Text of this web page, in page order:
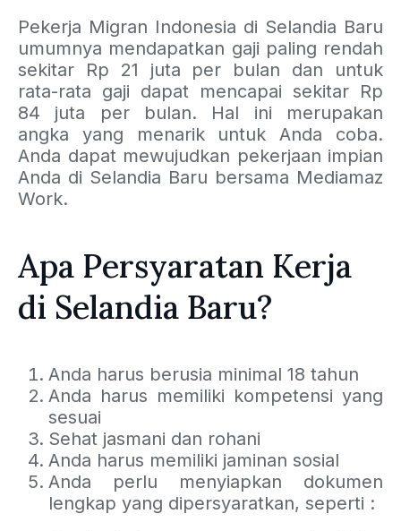
Pekerja Migran Indonesia di Selandia Baru
umumnya mendapatkan gaji paling rendah
sekitar Rp 21 juta per bulan dan untuk
rata-rata gaji dapat mencapai sekitar Rp
84 juta per bulan. Hal ini merupakan
angka yang menarik untuk Anda coba.
Anda dapat mewujudkan pekerjaan impian
Anda di Selandia Baru bersama Mediamaz
Work.
Apa Persyaratan Kerja
di Selandia Baru?
Anda harus berusia minimal 18 tahun
Anda harus memiliki kompetensi yang
sesuai
Sehat jasmani dan rohani
Anda harus memiliki jaminan sosial
Anda perlu menyiapkan dokumen
lengkap yang dipersyaratkan, seperti :